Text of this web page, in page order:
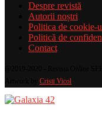
Despre revistă
Autorii noștri
Politica de cookie-
Politică de
Contact
Cristi Vicol